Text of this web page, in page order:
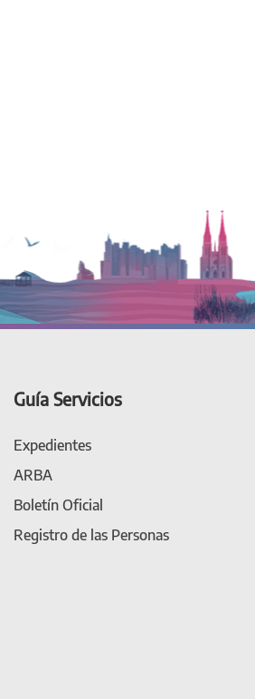
Guía Servicios
Expedientes
ARBA
Boletín Oficial
Registro de las Personas